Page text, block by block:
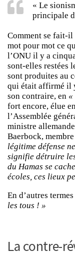
« Le
principale
Comment se fait-il
mot pour mot ce
l’ONU il y a
sont-elles restées
sont produites au
qui était affirmé il
son contraire, en «
fort encore, élue
l’Assemblée
ministre
Baerbock,
légitime défense
signifie détruire
du Hamas se
écoles, ces lieux
En d’autres termes
les tous ! »
La contre-